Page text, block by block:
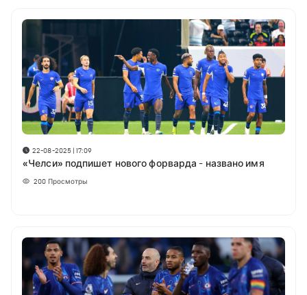
22-08-2025 | 17:09
«Челси» подпишет нового форварда - названо имя
200 Просмотры